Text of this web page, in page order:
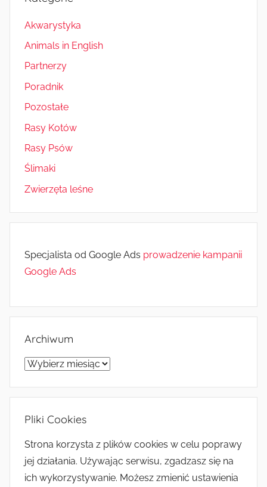
Akwarystyka
Animals in English
Partnerzy
Poradnik
Pozostałe
Rasy Kotów
Rasy Psów
Ślimaki
Zwierzęta leśne
Specjalista od Google Ads prowadzenie kampanii
Google Ads
Archiwum
Archiwum
Pliki Cookies
Strona korzysta z plików cookies w celu poprawy
jej działania. Używając serwisu, zgadzasz się na
ich wykorzystywanie. Możesz zmienić ustawienia